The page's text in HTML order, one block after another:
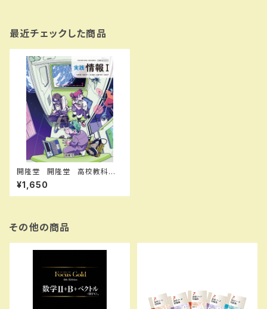
最近チェックした商品
開隆堂 開隆堂 高校教科
書 実践 情報 I ［教番：情 I 0
09-901］ 新品 ISBN：004
008480 ISBN-10：B0GV9
¥1,650
その他の商品